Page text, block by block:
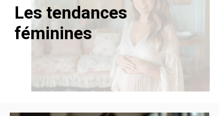
Les tendances
féminines